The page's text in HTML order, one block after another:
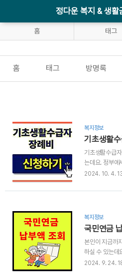
정다운 복지 & 생
홈 태그
홈 태그 방명록
복지정보
기초생활수급
는데요. 정부에
비를 지원하고
활수급자 사망
행하는데 있어
요. 지원 되는
다. 기초생활수
급자 장례비를
생활수급자로
생활수급자를
2024. 10. 4.
복지정보
본인이 지금까
하실 수 있는데
액 조회하는 방
2024. 9. 24.